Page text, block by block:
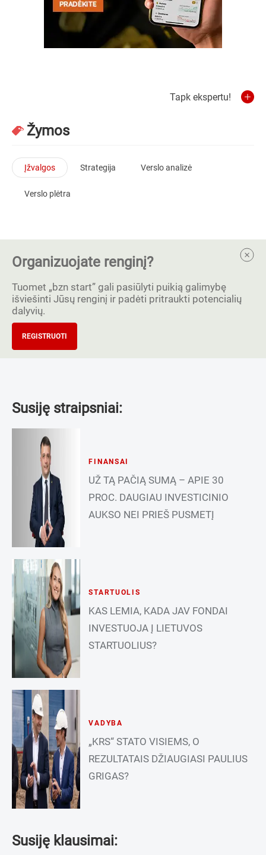
Tapk ekspertu!
Žymos
Įžvalgos Strategija Verslo analizė
Verslo plėtra
Organizuojate renginį?
Tuomet „bzn start” gali pasiūlyti puikią galimybę
išviešinti Jūsų renginį ir padėti pritraukti potencialių
dalyvių.
REGISTRUOTI
Susiję straipsniai:
FINANSAI
UŽ TĄ PAČIĄ SUMĄ – APIE 30
PROC. DAUGIAU INVESTICINIO
AUKSO NEI PRIEŠ PUSMETĮ
STARTUOLIS
KAS LEMIA, KADA JAV FONDAI
INVESTUOJA Į LIETUVOS
STARTUOLIUS?
VADYBA
„KRS“ STATO VISIEMS, O
REZULTATAIS DŽIAUGIASI PAULIUS
GRIGAS?
Susiję klausimai: